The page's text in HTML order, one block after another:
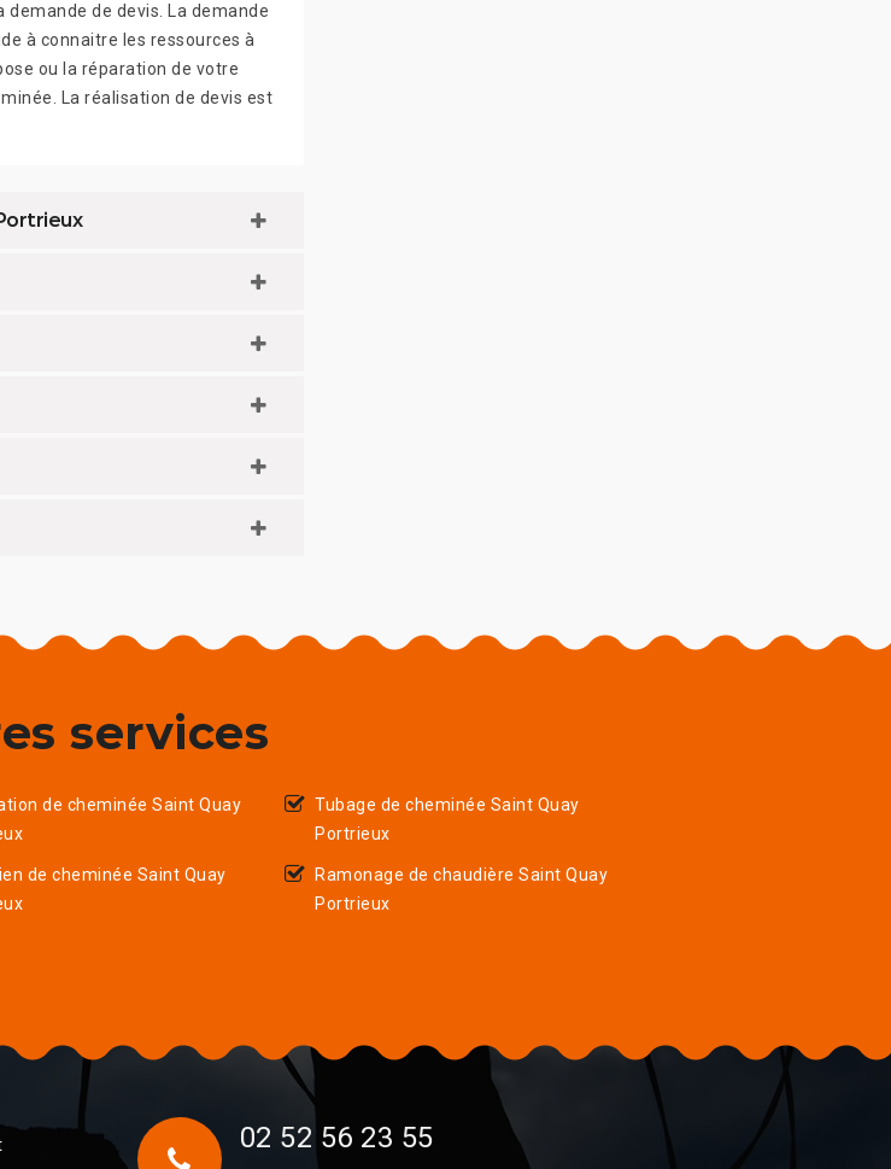
de devis. La demande
à connaitre les ressources à
ou la réparation de votre
La réalisation de devis est
services
de cheminée Saint Quay
de cheminée Saint Quay
Tubage de cheminée Saint Quay
Portrieux
Ramonage de chaudière Saint Quay
Portrieux
02 52 56 23 55